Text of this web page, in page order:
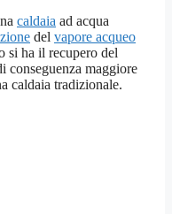
caldaia ad acqua
del vapore acqueo
si ha il recupero del
conseguenza maggiore
caldaia tradizionale.